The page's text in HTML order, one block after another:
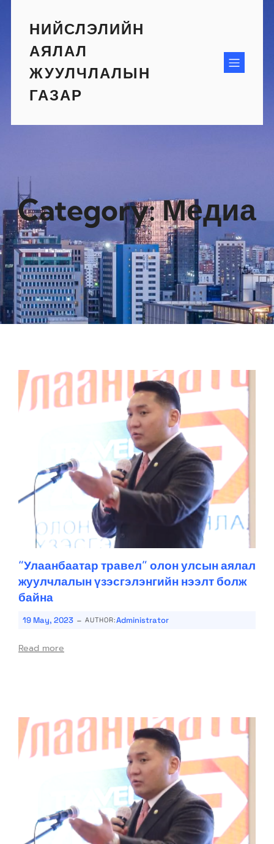
contentНИЙСЛЭЛИЙН
АЯЛАЛ
ЖУУЛЧЛАЛЫН
ГАЗАР
Category:Медиа
“Улаанбаатар травел” олон улсын аялал
жуулчлалын үзэсгэлэнгийн нээлт болж
байна
19 May, 2023 - AUTHOR:Administrator
Read more